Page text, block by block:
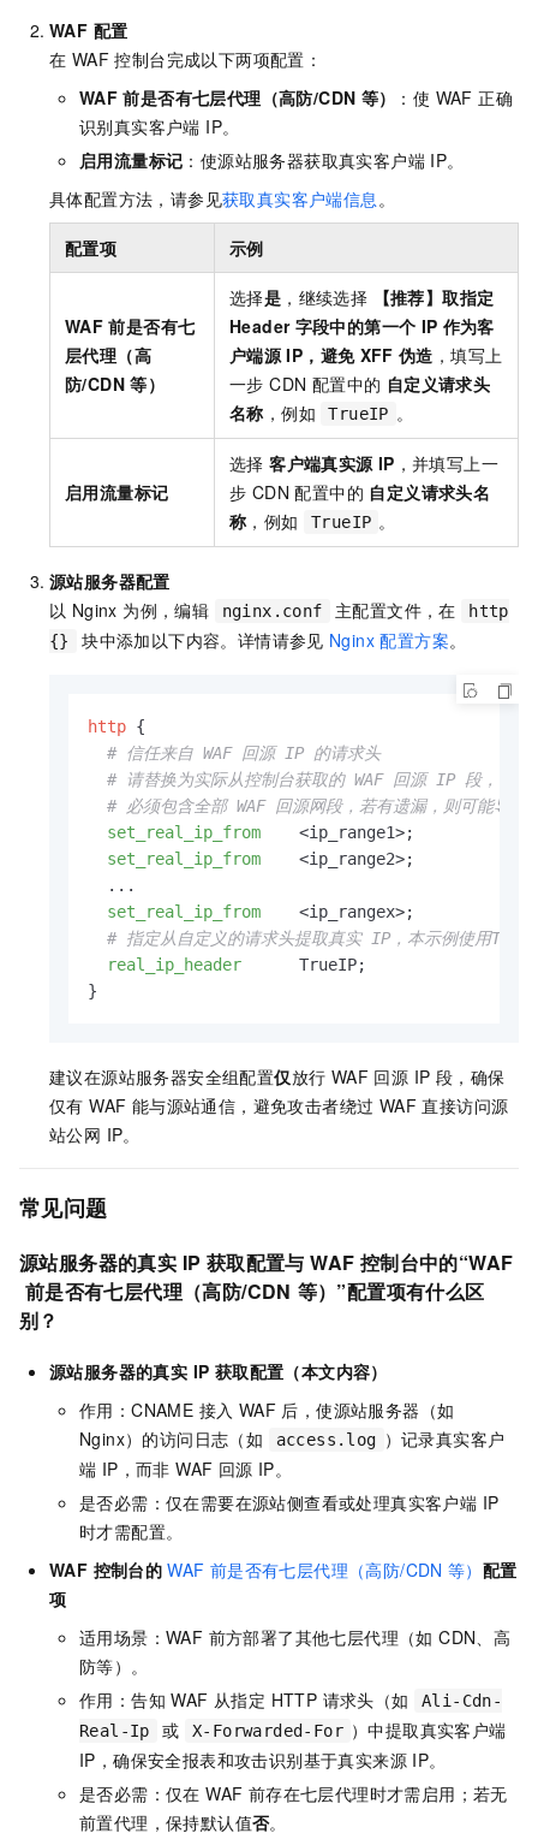
WAF 配置
在 WAF 控制台完成以下两项配置：
WAF 前是否有七层代理（高防/CDN 等）
：使 WAF 正确
识别真实客户端 IP。
启用流量标记 ：使源站服务器获取真实客户端 IP。
具体配置方法，请参见获取真实客户端信息 。
配置项 示例
WAF 前是否有七
层代理（高
防/CDN 等）
选择是 ，继续选择
【推荐】取指定
Header 字段中的第一个 IP 作为客
户端源 IP，避免 XFF 伪造 ，填写上
一步 CDN 配置中的 自定义请求头
名称 ，例如 TrueIP 。
启用流量标记
选择客户端真实源 IP ，并填写上一
步 CDN 配置中的 自定义请求头名
称 ，例如 TrueIP 。
源站服务器配置
以 Nginx 为例，编辑
nginx.conf 主配置文件，在
http
{}
块中添加以下内容。详情请参见 Nginx 配置方案。
http {
# 信任来自 WAF 回源 IP 的请求头
# 请替换为实际从控制台获取的 WAF 回源 IP 段，每个
# 必须包含全部 WAF 回源网段，若有遗漏，则可能导
set_real_ip_from
    <ip_range1>;
set_real_ip_from
    <ip_range2>;
  ...
set_real_ip_from
    <ip_rangex>;
# 指定从自定义的请求头提取真实 IP，本示例使用
real_ip_header
      TrueIP;
}
建议在源站服务器安全组配置仅放行 WAF 回源 IP 段，确保
仅有 WAF 能与源站通信，避免攻击者绕过 WAF 直接访问源
站公网 IP。
常见问题
源站服务器的真实 IP 获取配置与 WAF 控制台中的“WAF
前是否有七层代理（高防/CDN 等） ”配置项有什么区
别？
源站服务器的真实 IP 获取配置（本文内容）
作用：CNAME 接入 WAF 后，使源站服务器（如
Nginx）的访问日志（如
access.log ）记录真实客户
端 IP，而非 WAF 回源 IP。
是否必需：仅在需要在源站侧查看或处理真实客户端 IP
时才需配置。
WAF 控制台的 WAF 前是否有七层代理（高防/CDN 等） 配置
项
适用场景：WAF 前方部署了其他七层代理（如 CDN、高
防等）。
作用：告知 WAF 从指定 HTTP 请求头（如
Ali-Cdn-
Real-Ip
或 X-Forwarded-For ）中提取真实客户端
IP，确保安全报表和攻击识别基于真实来源 IP。
是否必需：仅在 WAF 前存在七层代理时才需启用；若无
前置代理，保持默认值否。